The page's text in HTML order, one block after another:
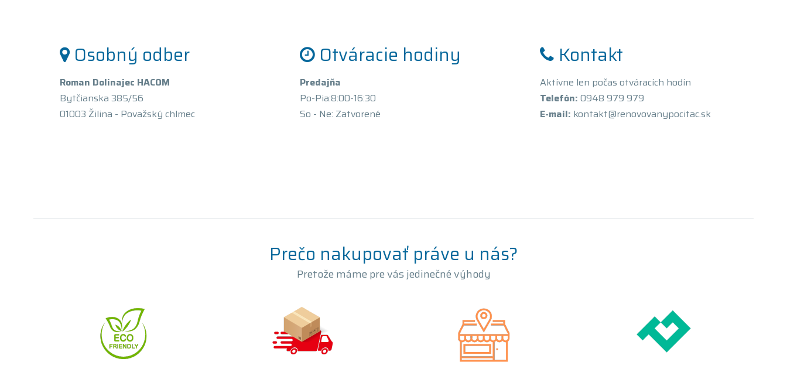
Osobný odber
Roman Dolinajec HACOM
Bytčianska 385/56
01003 Žilina - Považský chlmec
Otváracie hodiny
Predajňa
Po-Pia:8:00-16:30
So - Ne: Zatvorené
Kontakt
Aktívne len počas otváracích hodín
Telefón: 0948 979 979
E-mail: kontakt@renovovanypocitac.sk
Prečo nakupovať práve u nás?
Pretože máme pre vás jedinečné výhody